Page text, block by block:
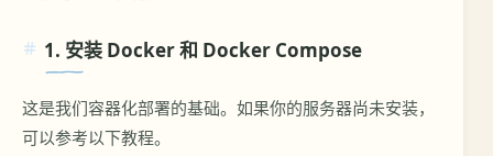
1. 安装 Docker 和 Docker Compose
这是我们容器化部署的基础。如果你的服务器尚未安装，
可以参考以下教程。